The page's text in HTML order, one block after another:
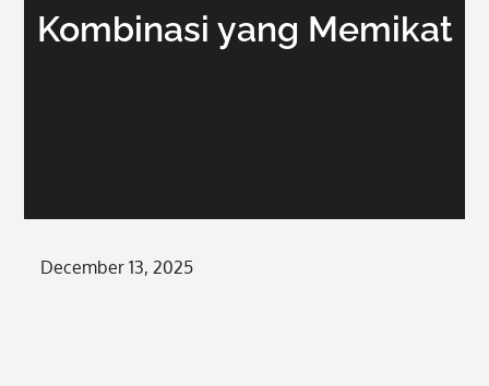
Kombinasi yang Memikat
Posted
December 13, 2025